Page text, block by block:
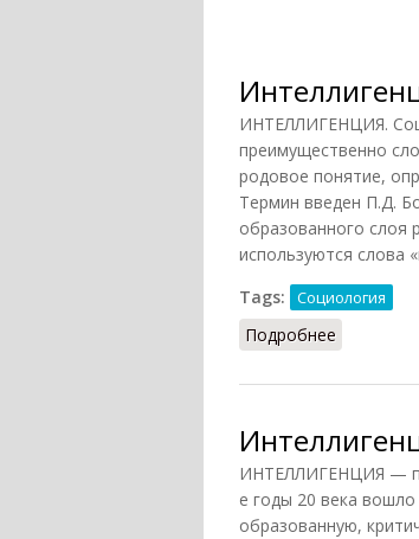
ИНТЕЛЛИГЕНЦИЯ.
преимущественно
родовое понятие,
Термин введен П.Д.
образованного слоя
используются слова
Tags:
Социология
Подробнее
ИНТЕЛЛИГЕНЦИЯ —
е годы 20 века
образованную,